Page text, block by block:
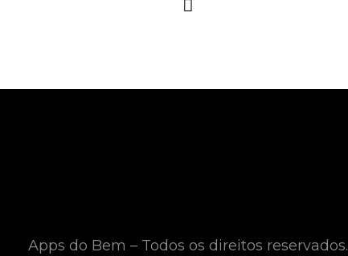
Apps do Bem – Todos os direitos reservados.